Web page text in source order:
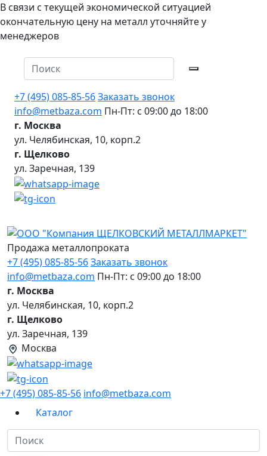
В связи с текущей экономической ситуацией
окончательную цену на металл уточняйте у
менеджеров
+7 (495) 085-85-56Заказать звонок
info@metbaza.com Пн-Пт: с 09:00 до 18:00
г. Москва
ул. Челябинская, 10, корп.2
г. Щелково
ул. Заречная, 139
Продажа металлопроката
+7 (495) 085-85-56Заказать звонок
info@metbaza.com Пн-Пт: с 09:00 до 18:00
г. Москва
ул. Челябинская, 10, корп.2
г. Щелково
ул. Заречная, 139
Москва
+7 (495) 085-85-56 info@metbaza.com
Каталог